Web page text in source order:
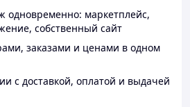
одновременно: маркетплейс,
собственный сайт
заказами и ценами в одном
с доставкой, оплатой и выдачей